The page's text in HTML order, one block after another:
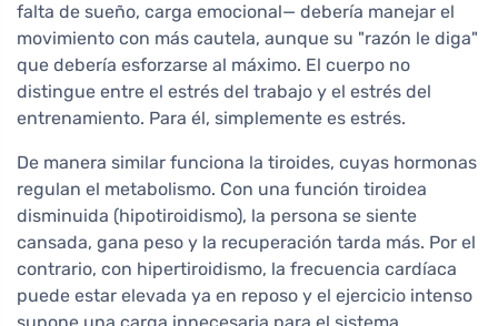
falta de sueño, carga emocional— debería manejar el
movimiento con más cautela, aunque su "razón le diga"
que debería esforzarse al máximo. El cuerpo no
distingue entre el estrés del trabajo y el estrés del
entrenamiento. Para él, simplemente es estrés.
De manera similar funciona la tiroides, cuyas hormonas
regulan el metabolismo. Con una función tiroidea
disminuida (hipotiroidismo), la persona se siente
cansada, gana peso y la recuperación tarda más. Por el
contrario, con hipertiroidismo, la frecuencia cardíaca
puede estar elevada ya en reposo y el ejercicio intenso